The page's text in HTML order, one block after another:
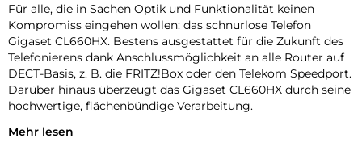
Für alle, die in Sachen Optik und Funktionalität keinen
Kompromiss eingehen wollen: das schnurlose Telefon
Gigaset CL660HX. Bestens ausgestattet für die Zukunft des
Telefonierens dank Anschlussmöglichkeit an alle Router auf
DECT-Basis, z. B. die FRITZ!Box oder den Telekom Speedport.
Darüber hinaus überzeugt das Gigaset CL660HX durch seine
hochwertige, flächenbündige Verarbeitung.
Überzeugt in Optik und Handhabung. So muss Telefonieren
Mehr lesen